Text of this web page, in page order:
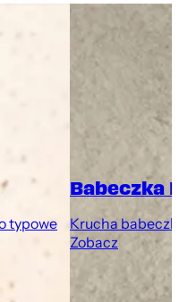
typowe
Babeczka
Krucha
Zobacz